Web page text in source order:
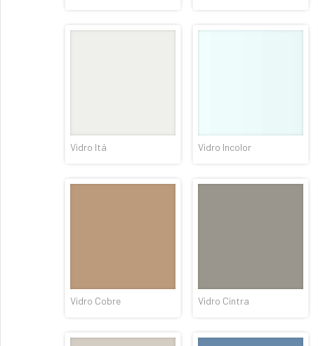
Vidro Itá Vidro Incolor
Vidro Cobre Vidro Cintra